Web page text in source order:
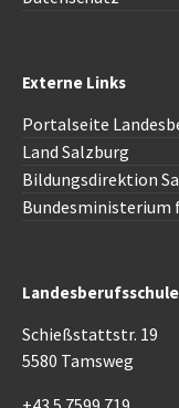
Externe Links
Portalseite
Land Salzburg
Bildungsdirektion
Bundesministerium
Schießstattstr. 19
5580 Tamsweg